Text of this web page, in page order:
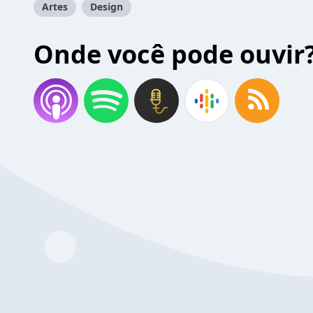
Artes Design
Onde você pode